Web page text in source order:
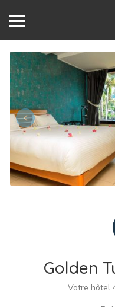
Golden
Votre hôtel